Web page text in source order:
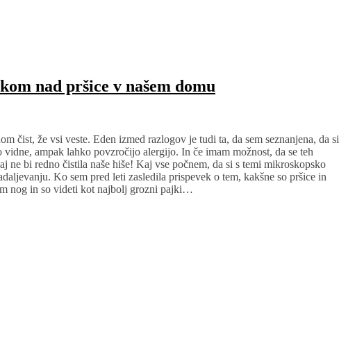
nad pršice v našem domu
čist, že vsi veste. Eden izmed razlogov je tudi ta, da sem seznanjena, da si
ampak lahko povzročijo alergijo. In če imam možnost, da se teh
ne bi redno čistila naše hiše! Kaj vse počnem, da si s temi mikroskopsko
Ko sem pred leti zasledila prispevek o tem, kakšne so pršice in
nog in so videti kot najbolj grozni pajki…